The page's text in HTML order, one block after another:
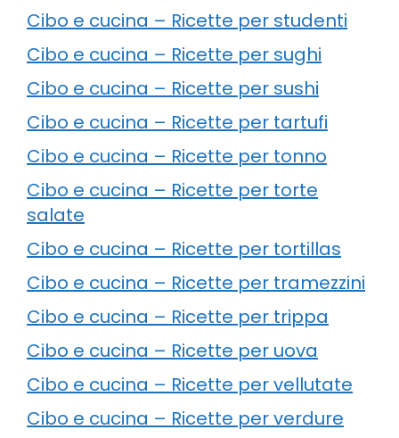
Cibo e cucina – Ricette per studenti
Cibo e cucina – Ricette per sughi
Cibo e cucina – Ricette per sushi
Cibo e cucina – Ricette per tartufi
Cibo e cucina – Ricette per tonno
Cibo e cucina – Ricette per torte
salate
Cibo e cucina – Ricette per tortillas
Cibo e cucina – Ricette per tramezzini
Cibo e cucina – Ricette per trippa
Cibo e cucina – Ricette per uova
Cibo e cucina – Ricette per vellutate
Cibo e cucina – Ricette per verdure